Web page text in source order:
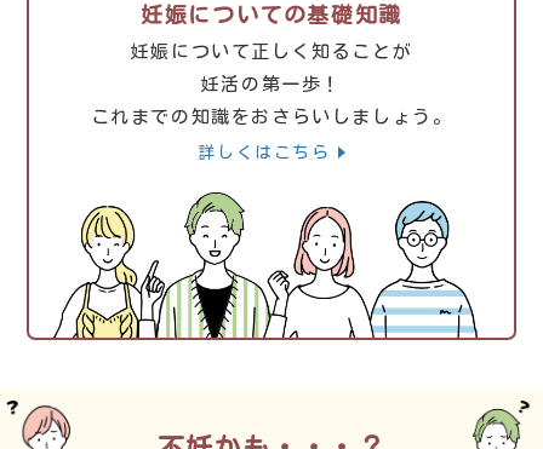
妊娠についての基礎知識
妊娠について正しく知ることが
妊活の第一歩！
これまでの知識をおさらいしましょう。
詳しくはこちら